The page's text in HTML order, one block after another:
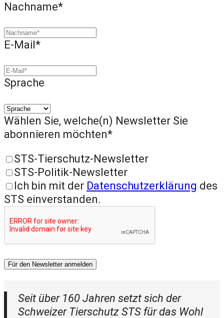
Nachname*
E-Mail*
Sprache
Wählen Sie, welche(n) Newsletter Sie
abonnieren möchten*
STS-Tierschutz-Newsletter
STS-Politik-Newsletter
Ich bin mit der Datenschutzerklärung des
STS einverstanden.
Für den Newsletter anmelden
Seit über 160 Jahren setzt sich der
Schweizer Tierschutz STS für das Wohl